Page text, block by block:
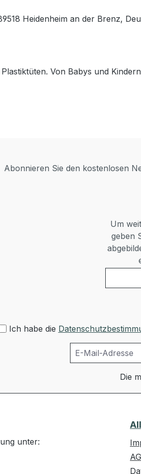
Heidenheim an der Brenz,
Von Babys und
Abonnieren Sie den kostenlosen
Um
geben
Ich habe die
Die
unter: